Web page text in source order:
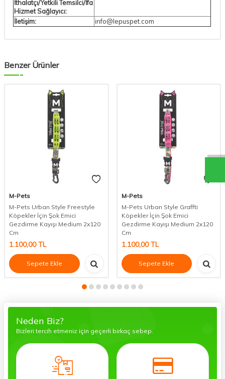
İthalatçı/Yetkili Temsilci/İfa
Hizmet Sağlayıcı:
İletişim:
info@lepuspet.com
Benzer Ürünler
M-Pets
M-Pets Urban Style Freestyle
Köpekler İçin Şok Emici
Gezdirme Kayışı Medium 2x120
Cm
1.100,00TL
Sepete Ekle
M-Pets
M-Pets Urban Style Graffti
Köpekler İçin Şok Emici
Gezdirme Kayışı Medium 2x120
Cm
1.100,00TL
Sepete Ekle
Neden Biz?
Bizleri tercih etmeniz için geçerli birkaç sebep.